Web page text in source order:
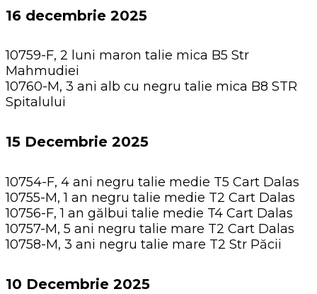
16 decembrie 2025
10759-F, 2 luni maron talie mica B5 Str
Mahmudiei
10760-M, 3 ani alb cu negru talie mica B8 STR
Spitalului
15 Decembrie 2025
10754-F, 4 ani negru talie medie T5 Cart Dalas
10755-M, 1 an negru talie medie T2 Cart Dalas
10756-F, 1 an gălbui talie medie T4 Cart Dalas
10757-M, 5 ani negru talie mare T2 Cart Dalas
10758-M, 3 ani negru talie mare T2 Str Păcii
10 Decembrie 2025